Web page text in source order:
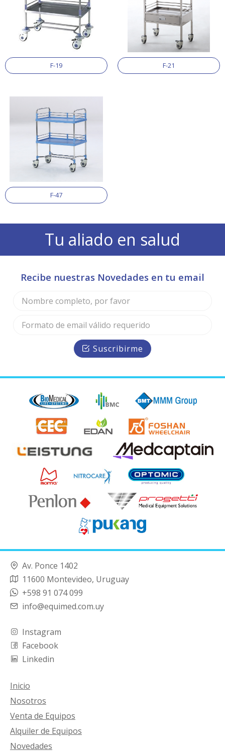
F-19 F-21
F-47
Tu aliado en salud
Recibe nuestras Novedades en tu email
Suscribirme
Av. Ponce 1402
11600 Montevideo, Uruguay
+598 91 074 099
info@equimed.com.uy
Instagram
Facebook
Linkedin
Inicio
Nosotros
Venta de Equipos
Alquiler de Equipos
Novedades